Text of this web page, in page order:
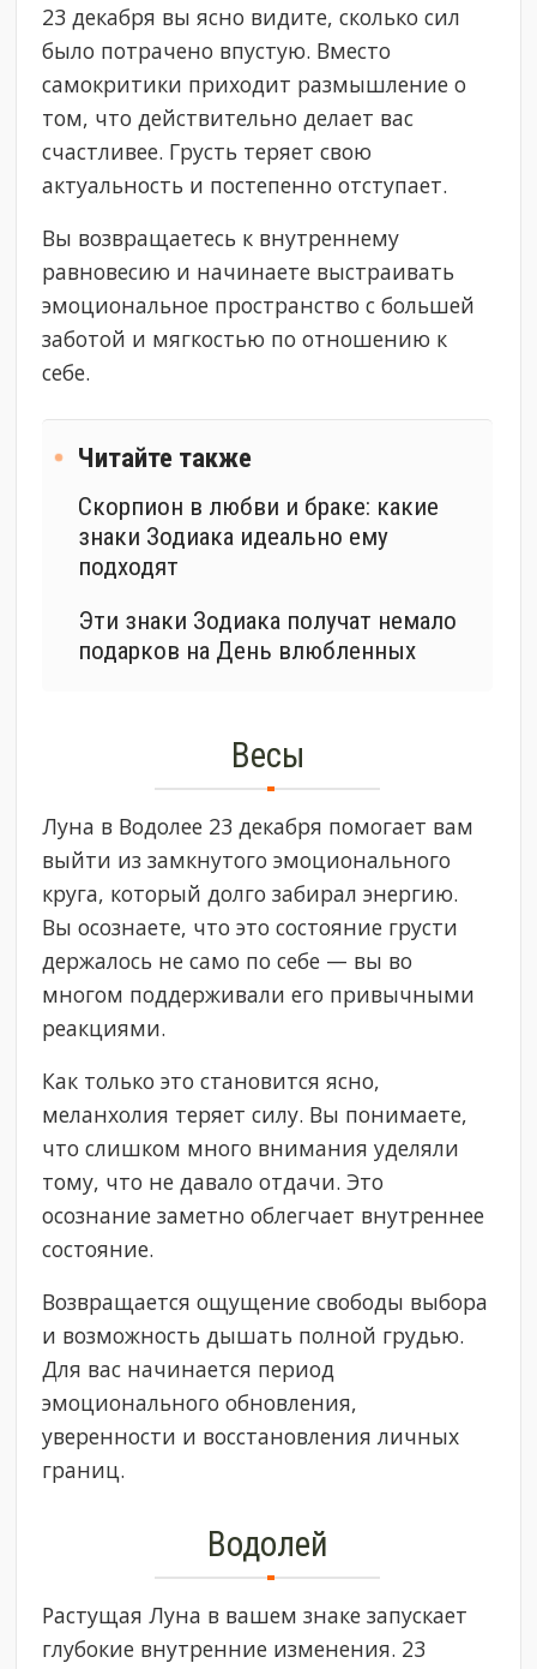
23 декабря вы ясно видите, сколько сил
было потрачено впустую. Вместо
самокритики приходит размышление о
том, что действительно делает вас
счастливее. Грусть теряет свою
актуальность и постепенно отступает.
Вы возвращаетесь к внутреннему
равновесию и начинаете выстраивать
эмоциональное пространство с большей
заботой и мягкостью по отношению к
себе.
Читайте также
Скорпион в любви и браке: какие
знаки Зодиака идеально ему
подходят
Эти знаки Зодиака получат немало
подарков на День влюбленных
Весы
Луна в Водолее 23 декабря помогает вам
выйти из замкнутого эмоционального
круга, который долго забирал энергию.
Вы осознаете, что это состояние грусти
держалось не само по себе — вы во
многом поддерживали его привычными
реакциями.
Как только это становится ясно,
меланхолия теряет силу. Вы понимаете,
что слишком много внимания уделяли
тому, что не давало отдачи. Это
осознание заметно облегчает внутреннее
состояние.
Возвращается ощущение свободы выбора
и возможность дышать полной грудью.
Для вас начинается период
эмоционального обновления,
уверенности и восстановления личных
границ.
Водолей
Растущая Луна в вашем знаке запускает
глубокие внутренние изменения. 23